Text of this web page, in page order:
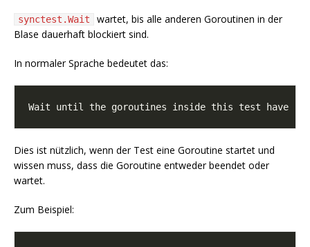
synctest.Wait
wartet, bis alle anderen Goroutinen in der
Blase dauerhaft blockiert sind.
In normaler Sprache bedeutet das:
Dies ist nützlich, wenn der Test eine Goroutine startet und
wissen muss, dass die Goroutine entweder beendet oder
wartet.
Zum Beispiel: